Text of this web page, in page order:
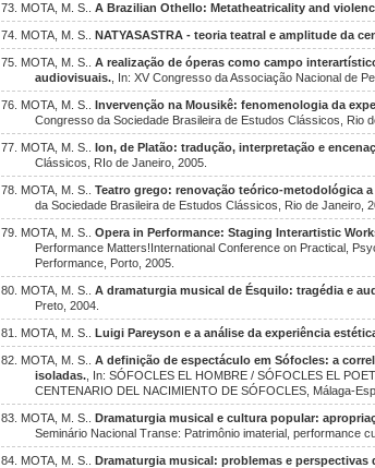
73. MOTA, M. S.. A Brazilian Othello: Metatheatricality and
74. MOTA, M. S.. NATYASASTRA - teoria teatral e amplitude da
75. MOTA, M. S.. A realização de óperas como campo
audiovisuais. , In: XV Congresso da Associação Nacional de
76. MOTA, M. S.. Invervenção na Mousikê: fenomenologia da
Congresso da Sociedade Brasileira de Estudos Clássicos, Rio
77. MOTA, M. S.. Ion, de Platão: tradução, interpretação e
Clássicos, RIo de Janeiro, 2005.
78. MOTA, M. S.. Teatro grego: renovação teórico-metodológica
da Sociedade Brasileira de Estudos Clássicos, Rio de Janeiro,
79. MOTA, M. S.. Opera in Performance: Staging Interartistic
Performance Matters!International Conference on Practical,
Performance, Porto, 2005.
80. MOTA, M. S.. A dramaturgia musical de Ésquilo: tragédia e
Preto, 2004.
81. MOTA, M. S.. Luigi Pareyson e a análise da experiência
82. MOTA, M. S.. A definição de espectáculo em Sófocles: a
isoladas. , In: SÓFOCLES EL HOMBRE / SÓFOCLES EL
CENTENARIO DEL NACIMIENTO DE SÓFOCLES, Málaga-
83. MOTA, M. S.. Dramaturgia musical e cultura popular:
Seminário Nacional Transe: Patrimônio imaterial, performance
84. MOTA, M. S.. Dramaturgia musical: problemas e